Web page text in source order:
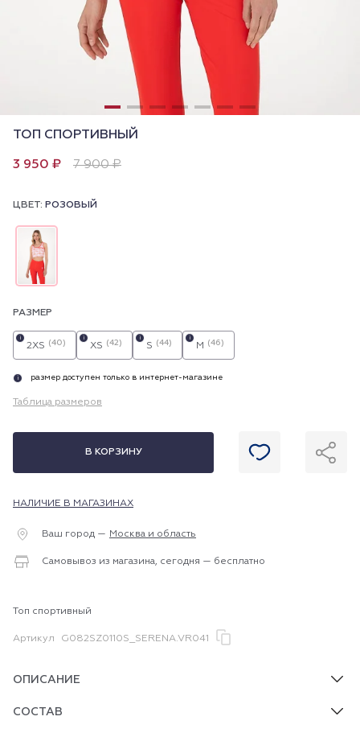
ТОП СПОРТИВНЫЙ
3 950 ₽ 7 900 ₽
ЦВЕТ: РОЗОВЫЙ
РАЗМЕР
2XS (40)
i
XS (42)
i
S (44)
i
M (46)
i
i размер доступен только в интернет-магазине
Таблица размеров
В КОРЗИНУ
НАЛИЧИЕ В МАГАЗИНАХ
Ваш город — Москва и область
Самовывоз из магазина, сегодня — бесплатно
Топ спортивный
Артикул G082SZ0110S_SERENA.VR041
ОПИСАНИЕ
СОСТАВ